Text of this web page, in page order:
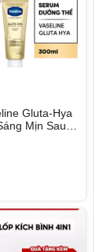
Gluta-Hya
Mịn Sau 7